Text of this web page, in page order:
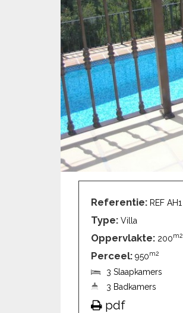
Referentie: REF AH1
Type: Villa
Oppervlakte: 200m2
Perceel: 950m2
3 Slaapkamers
3 Badkamers
pdf